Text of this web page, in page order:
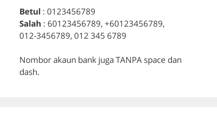
Betul : 0123456789
Salah : 60123456789, +60123456789,
012-3456789, 012 345 6789
Nombor akaun bank juga TANPA space dan
dash.